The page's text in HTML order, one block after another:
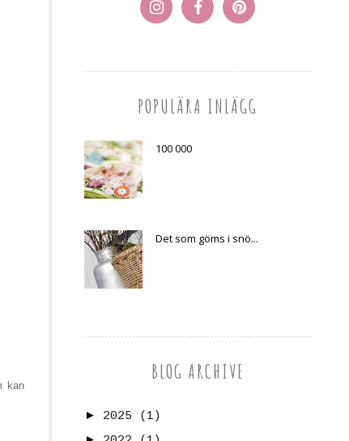
kan
POPULÄRA INLÄGG
100 000
Det som göms i snö...
BLOG ARCHIVE
► 2025
(1)